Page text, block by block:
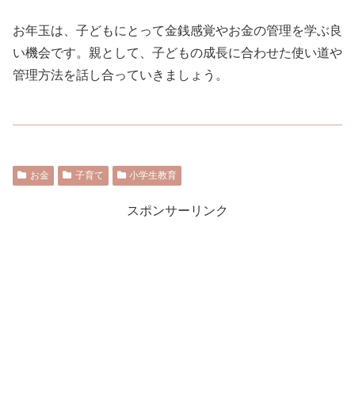
お年玉は、子どもにとって金銭感覚やお金の管理を学ぶ良
い機会です。親として、子どもの成長に合わせた使い道や
管理方法を話し合っていきましょう。
お金 子育て 小学生教育
スポンサーリンク